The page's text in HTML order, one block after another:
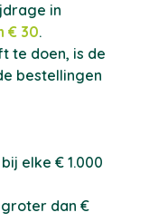
in
€ 30.
te doen, is de
bestellingen
elke € 1.000
dan €